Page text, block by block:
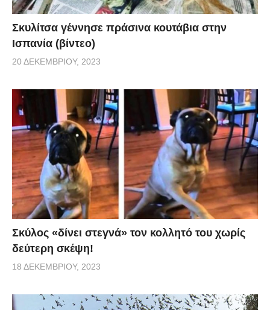
Σκυλίτσα γέννησε πράσινα κουτάβια στην
Ισπανία (βίντεο)
20 ΔΕΚΕΜΒΡΊΟΥ, 2023
Σκύλος «δίνει στεγνά» τον κολλητό του χωρίς
δεύτερη σκέψη!
18 ΔΕΚΕΜΒΡΊΟΥ, 2023